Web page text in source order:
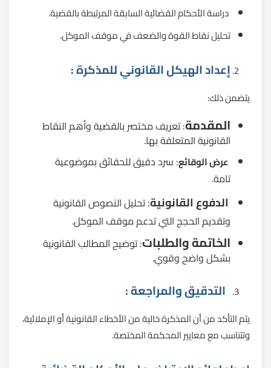
دراسة الأحكام القضائية السابقة المرتبطة بالقضية.
تحليل نقاط القوة والضعف في موقف الموكل.
إعداد الهيكل القانوني للمذكرة :
يتضمن ذلك:
المقدمة: تعريف مختصر بالقضية وأهم النقاط
القانونية المتعلقة بها.
عرض الوقائع: سرد دقيق للحقائق بموضوعية
تامة.
الدفوع القانونية: تحليل النصوص القانونية
وتقديم الحجج التي تدعم موقف الموكل.
الخاتمة والطلبات: توضيح المطالب القانونية
بشكل واضح وقوي.
التدقيق والمراجعة :
يتم التأكد من أن المذكرة خالية من الأخطاء القانونية أو الإملائية،
وتتناسب مع معايير المحكمة المختصة.